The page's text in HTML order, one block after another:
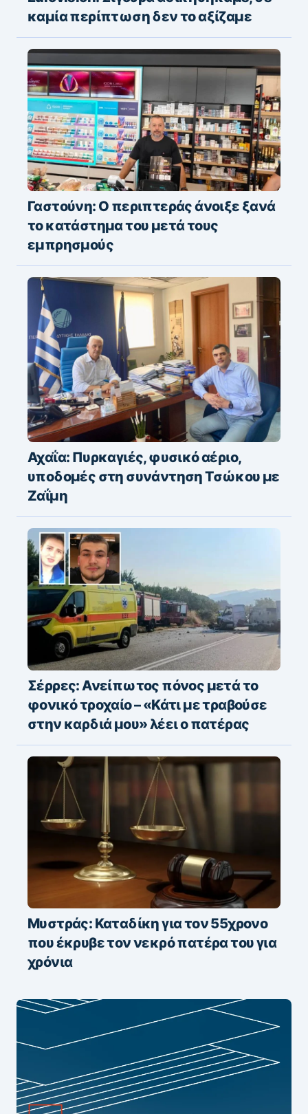
Ακύλας για τη 10η θέση στη
Eurovision: Σίγουρα αδικηθήκαμε, σε
καμία περίπτωση δεν το αξίζαμε
Γαστούνη: Ο περιπτεράς άνοιξε ξανά
το κατάστημα του μετά τους
εμπρησμούς
Αχαΐα: Πυρκαγιές, φυσικό αέριο,
υποδομές στη συνάντηση Τσώκου με
Ζαΐμη
Σέρρες: Ανείπωτος πόνος μετά το
φονικό τροχαίο – «Κάτι με τραβούσε
στην καρδιά μου» λέει ο πατέρας
Μυστράς: Καταδίκη για τον 55χρονο
που έκρυβε τον νεκρό πατέρα του για